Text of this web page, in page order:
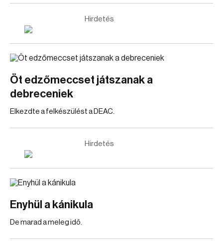
Hirdetés
Öt edzőmeccset játszanak a
debreceniek
Elkezdte a felkészülést a DEAC.
Hirdetés
Enyhül a kánikula
De marad a meleg idő.